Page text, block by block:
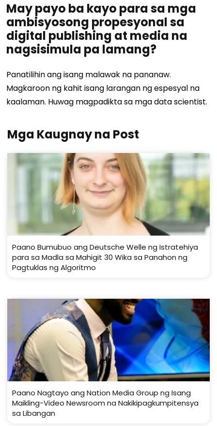
May payo ba kayo para sa mga
ambisyosong propesyonal sa
digital publishing at media na
nagsisimula pa lamang?
Panatilihin ang isang malawak na pananaw.
Magkaroon ng kahit isang larangan ng espesyal na
kaalaman. Huwag magpadikta sa mga data scientist.
Mga Kaugnay na Post
Paano Bumubuo ang Deutsche Welle ng Istratehiya
para sa Madla sa Mahigit 30 Wika sa Panahon ng
Pagtuklas ng Algoritmo
Paano Nagtayo ang Nation Media Group ng Isang
Maikling-Video Newsroom na Nakikipagkumpitensya
sa Libangan